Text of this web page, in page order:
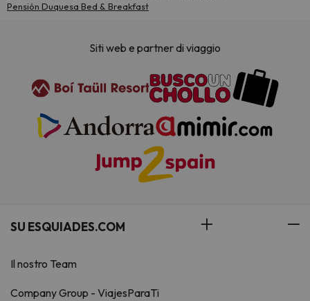
Pensión Duquesa Bed & Breakfast
Siti web e partner di viaggio
SU ESQUIADES.COM
Il nostro Team
Company Group - ViajesParaTi